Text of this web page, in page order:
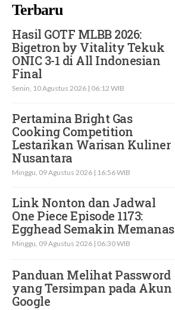
Terbaru
Hasil GOTF MLBB 2026:
Bigetron by Vitality Tekuk
ONIC 3-1 di All Indonesian
Final
Senin, 10 Agustus 2026 | 06:12 WIB
Pertamina Bright Gas
Cooking Competition
Lestarikan Warisan Kuliner
Nusantara
Minggu, 09 Agustus 2026 | 16:56 WIB
Link Nonton dan Jadwal
One Piece Episode 1173:
Egghead Semakin Memanas
Minggu, 09 Agustus 2026 | 06:30 WIB
Panduan Melihat Password
yang Tersimpan pada Akun
Google